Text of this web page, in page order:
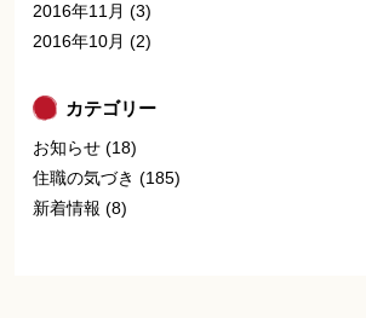
2016年11月 (3)
2016年10月 (2)
カテゴリー
お知らせ (18)
住職の気づき (185)
新着情報 (8)